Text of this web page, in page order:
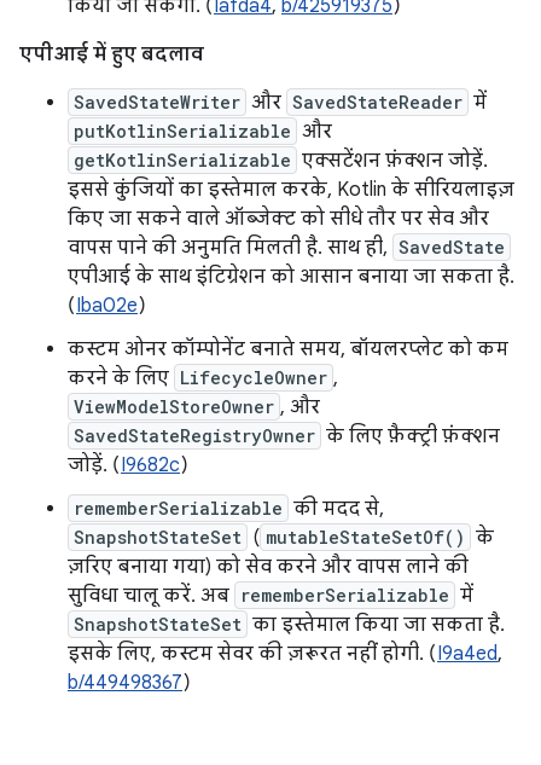
किया जा सकेगा. (Iafda4, b/425919375)
एपीआई में हुए बदलाव
SavedStateWriter और SavedStateReader में
putKotlinSerializable और
getKotlinSerializable एक्सटेंशन फ़ंक्शन जोड़ें.
इससे कुंजियों का इस्तेमाल करके, Kotlin के सीरियलाइज़
किए जा सकने वाले ऑब्जेक्ट को सीधे तौर पर सेव और
वापस पाने की अनुमति मिलती है. साथ ही, SavedState
एपीआई के साथ इंटिग्रेशन को आसान बनाया जा सकता है.
(Iba02e)
कस्टम ओनर कॉम्पोनेंट बनाते समय, बॉयलरप्लेट को कम
करने के लिए LifecycleOwner ,
ViewModelStoreOwner , और
SavedStateRegistryOwner के लिए फ़ैक्ट्री फ़ंक्शन
जोड़ें. (I9682c)
rememberSerializable की मदद से,
SnapshotStateSet ( mutableStateSetOf() के
ज़रिए बनाया गया) को सेव करने और वापस लाने की
सुविधा चालू करें. अब rememberSerializable में
SnapshotStateSet का इस्तेमाल किया जा सकता है.
इसके लिए, कस्टम सेवर की ज़रूरत नहीं होगी. (I9a4ed,
b/449498367)